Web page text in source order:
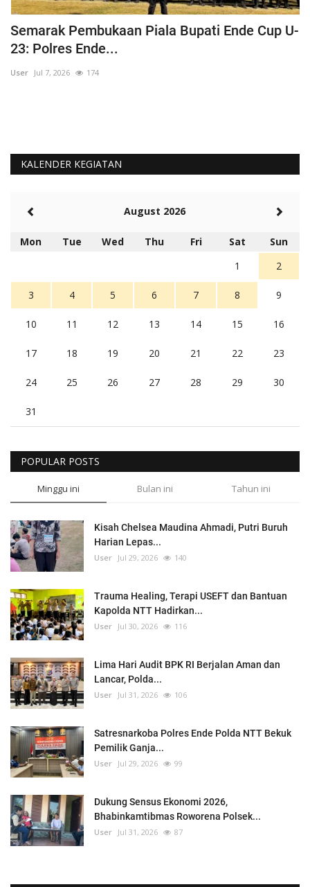
Semarak Pembukaan Piala Bupati Ende Cup U-
23: Polres Ende...
User Jul 7, 2026 174
KALENDER KEGIATAN
August 2026
Mon Tue Wed Thu Fri Sat
Sun
1
2
3 4 5 6 7 8 9
10 11 12 13 14 15 16
17 18 19 20 21 22 23
24 25 26 27 28 29 30
31
POPULAR POSTS
Minggu ini Bulan ini Tahun ini
Kisah Chelsea Maudina Ahmadi, Putri Buruh
Harian Lepas...
User Jul 29, 2026 140
Trauma Healing, Terapi USEFT dan Bantuan
Kapolda NTT Hadirkan...
User Jul 30, 2026 116
Lima Hari Audit BPK RI Berjalan Aman dan
Lancar, Polda...
User Jul 31, 2026 106
Satresnarkoba Polres Ende Polda NTT Bekuk
Pemilik Ganja...
User Jul 29, 2026 99
Dukung Sensus Ekonomi 2026,
Bhabinkamtibmas Roworena Polsek...
User Jul 31, 2026 87